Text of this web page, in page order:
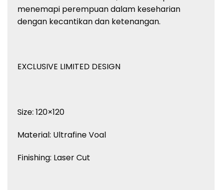
menemapi perempuan dalam keseharian
dengan kecantikan dan ketenangan.
EXCLUSIVE LIMITED DESIGN
Size: 120×120
Material: Ultrafine Voal
Finishing: Laser Cut